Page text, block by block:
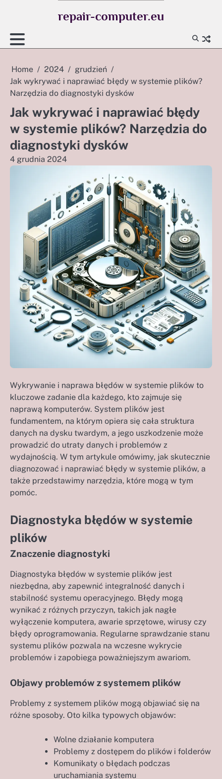
repair-computer.eu
Home 2024
grudzień
Jak wykrywać i naprawiać błędy w systemie plików?
Narzędzia do diagnostyki dysków
Jak wykrywać i naprawiać błędy
w systemie plików? Narzędzia do
diagnostyki dysków
4 grudnia 2024
Wykrywanie i naprawa błędów w systemie plików to
kluczowe zadanie dla każdego, kto zajmuje się
naprawą komputerów. System plików jest
fundamentem, na którym opiera się cała struktura
danych na dysku twardym, a jego uszkodzenie może
prowadzić do utraty danych i problemów z
wydajnością. W tym artykule omówimy, jak skutecznie
diagnozować i naprawiać błędy w systemie plików, a
także przedstawimy narzędzia, które mogą w tym
pomóc.
Diagnostyka błędów w systemie
plików
Znaczenie diagnostyki
Diagnostyka błędów w systemie plików jest
niezbędna, aby zapewnić integralność danych i
stabilność systemu operacyjnego. Błędy mogą
wynikać z różnych przyczyn, takich jak nagłe
wyłączenie komputera, awarie sprzętowe, wirusy czy
błędy oprogramowania. Regularne sprawdzanie stanu
systemu plików pozwala na wczesne wykrycie
problemów i zapobiega poważniejszym awariom.
Objawy problemów z systemem plików
Problemy z systemem plików mogą objawiać się na
różne sposoby. Oto kilka typowych objawów:
Wolne działanie komputera
Problemy z dostępem do plików i folderów
Komunikaty o błędach podczas
uruchamiania systemu